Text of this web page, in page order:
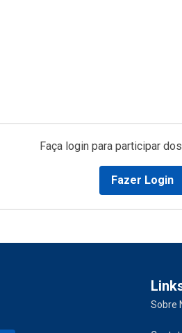
Faça login para participar
Fazer Login
Sobre